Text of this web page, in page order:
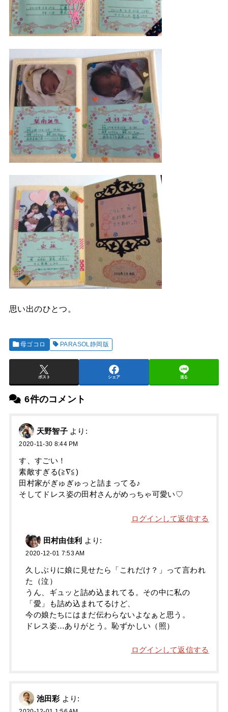
思い出のひとつ。
母ゴコロ PARASOL静岡版
ポスト シェア 送る
6件のコメント
天野智子 より:
2020-11-30 8:44 PM
す、すごい！
素敵すぎる(≧∇≦)
田村家がぎゅぎゅっと詰まってる♪
そしてドレス姿の田村さんがめっちゃ可愛い♡
ログインして返信する
田村由佳利 より:
2020-12-01 7:53 AM
久しぶりに娘に見せたら「これだけ？」って言われ
た（泣）
うん、ギュッと詰め込まれてる。その中に私の
「愛」も詰め込まれてるけど、
今の娘たちにはまだ伝わらないよなぁと思う。
ドレス姿…ありがとう。恥ずかしい（照）
ログインして返信する
池田彩 より: